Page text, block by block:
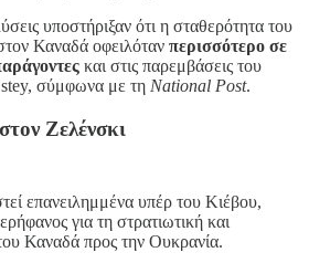
υποστήριξαν ότι η σταθερότητα του
Καναδά οφειλόταν περισσότερο σε
και στις παρεμβάσεις του
σύμφωνα με τη National Post.
Ζελένσκι
επανειλημμένα υπέρ του Κιέβου,
για τη στρατιωτική και
Καναδά προς την Ουκρανία.